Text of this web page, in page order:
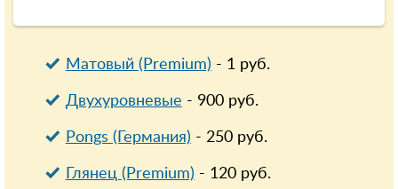
Матовый (Premium) - 1руб.
Двухуровневые - 900руб.
Pongs (Германия) - 250руб.
Глянец (Premium) - 120руб.